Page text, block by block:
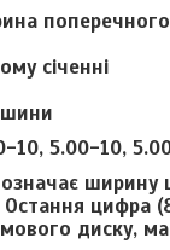
поперечного
січенні
шини
10, 5.00-10,
ширину
Остання
диску,